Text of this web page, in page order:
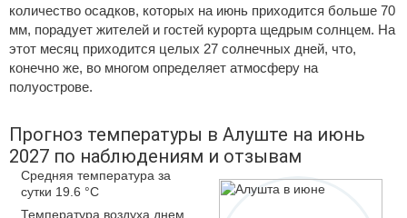
количество осадков, которых на июнь приходится больше 70
мм, порадует жителей и гостей курорта щедрым солнцем. На
этот месяц приходится целых 27 солнечных дней, что,
конечно же, во многом определяет атмосферу на
полуострове.
Прогноз температуры в Алуште на июнь
2027 по наблюдениям и отзывам
Средняя температура за
сутки 19.6 °C
Температура воздуха днем